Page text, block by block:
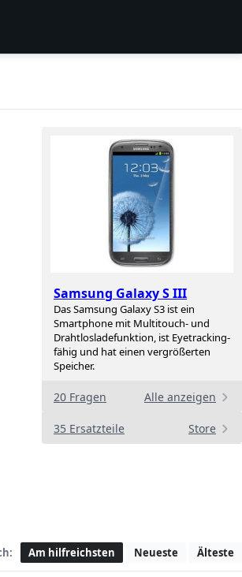
Samsung Galaxy S III
Das Samsung Galaxy S3 ist ein
Smartphone mit Multitouch- und
Drahtlosladefunktion, ist Eyetracking-
fähig und hat einen vergrößerten
Speicher.
20 Fragen Alle anzeigen
35 Ersatzteile Store
Am hilfreichsten Neueste Älteste